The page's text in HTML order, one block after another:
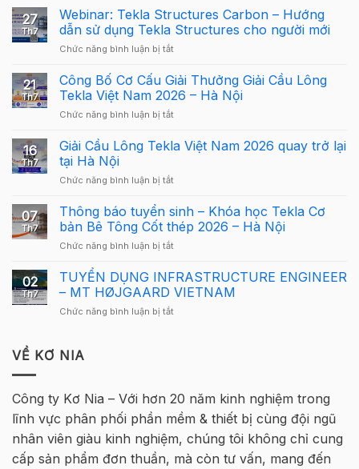
27
Th7
Webinar: Tekla Structures Carbon – Hướng
dẫn sử dụng Tekla Structures cho người mới
Chức năng bình luận bị tắtở
Tekla
Structures
Carbon
–
dẫn
Tekla
cho
người
21
Th7
Công Bố Cơ Cấu Giải Thưởng Giải Cầu Lông
Tekla Việt Nam 2026 – Hà Nội
Chức năng bình luận bị tắtở
Bố
Cơ
Giải
Giải
Cầu
Lông
Tekla
Nam
2026
Hà
16
Th7
Giải Cầu Lông Tekla Việt Nam 2026 quay trở lại
tại Hà Nội
Chức năng bình luận bị tắtở
Cầu
Lông
Tekla
Việt
2026
quay
lại
07
Th7
Thông báo tuyển sinh – Khóa học Tekla Cơ
bản Bê Tông Cốt thép 2026 – Hà Nội
Chức năng bình luận bị tắtở
báo
tuyển
sinh
–
Bê
Cốt
thép
2026
–
02
Th7
TUYỂN DỤNG INFRASTRUCTURE ENGINEER
– MT HØJGAARD VIETNAM
Chức năng bình luận bị tắtở
MT
HØJGAARD
VIETNAM
VỀ KƠ NIA
Công ty Kơ Nia – Với hơn 20 năm kinh nghiệm trong
lĩnh vực phân phối phần mềm & thiết bị cùng đội ngũ
nhân viên giàu kinh nghiệm, chúng tôi không chỉ cung
cấp sản phẩm đơn thuần, mà còn tư vấn, mang đến